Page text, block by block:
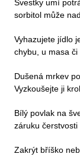
Švestky umí
sorbitol může
Vyhazujete jídlo
chybu, u masa
Dušená mrkev
Vyzkoušejte ji
Bílý povlak na
záruku čerstvosti
Zakrýt bříško